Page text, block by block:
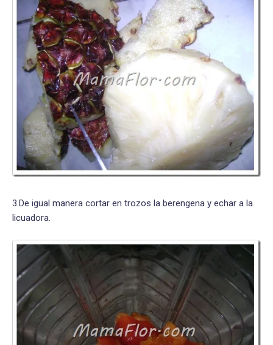
3.De igual manera cortar en trozos la berengena y echar a la
licuadora.